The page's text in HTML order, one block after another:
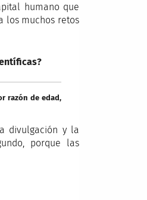
humano que
los muchos retos
razón de edad,
divulgación y la
porque las